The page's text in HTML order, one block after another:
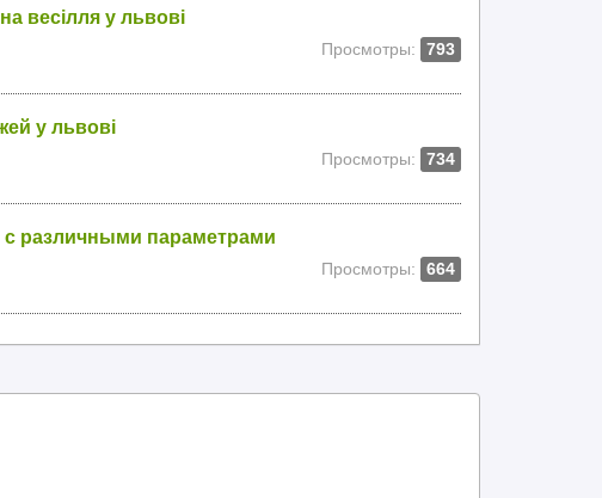
весілля у львові
Просмотры: 793
у львові
Просмотры: 734
различными параметрами
Просмотры: 664